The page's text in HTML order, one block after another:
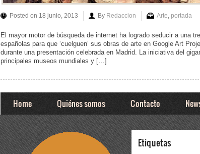
Posted on 18 junio, 2013 By Redaccion Arte, portada
El mayor motor de búsqueda de internet ha logrado seducir a una
españolas para que ‘cuelguen’ sus obras de arte en Google Art
durante una presentación celebrada en Madrid. La iniciativa del
principales museos mundiales y […]
Home Quiénes somos Contacto
Etiquetas